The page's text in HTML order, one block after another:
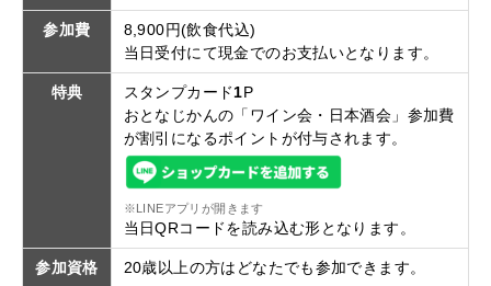
参加費
8,900円(飲食代込)
当日受付にて現金でのお支払いとなります。
特典 スタンプカード1P
おとなじかんの「ワイン会・日本酒会」参加費
が割引になるポイントが付与されます。
※LINEアプリが開きます
当日QRコードを読み込む形となります。
参加資格 20歳以上の方はどなたでも参加できます。